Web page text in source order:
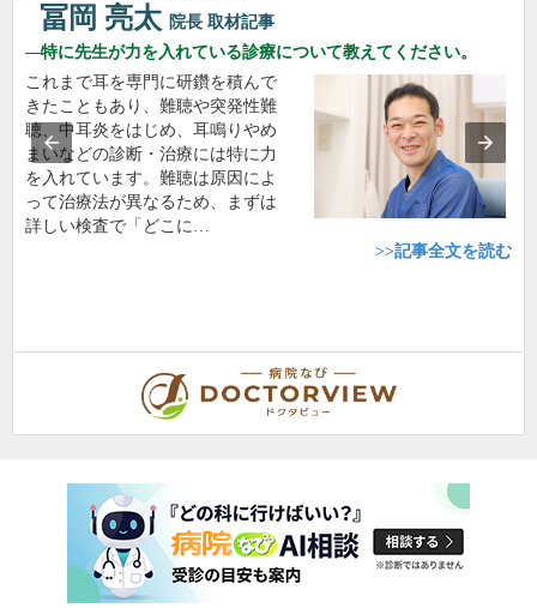
冨岡 亮太 院長 取材記事
特に先生が力を入れている診療について教えてください。
これまで耳を専門に研鑽を積んで
きたこともあり、難聴や突発性難
聴、中耳炎をはじめ、耳鳴りやめ
まいなどの診断・治療には特に力
を入れています。難聴は原因によ
って治療法が異なるため、まずは
詳しい検査で「どこに…
>>記事全文を読む